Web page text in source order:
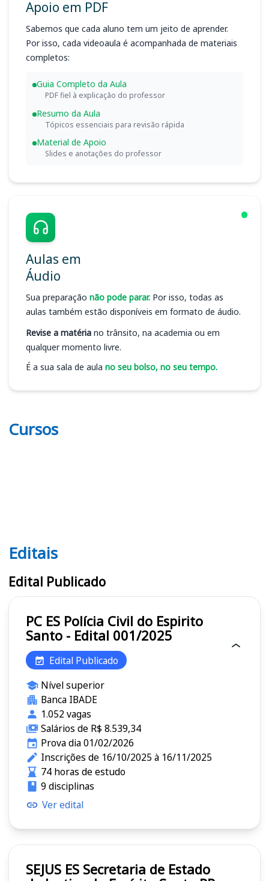
Apoio em PDF
Sabemos que cada aluno tem um jeito de aprender.
Por isso, cada videoaula é acompanhada de materiais
completos:
Guia Completo da Aula
PDF fiel à explicação do professor
Resumo da Aula
Tópicos essenciais para revisão rápida
Material de Apoio
Slides e anotações do professor
Aulas em
Áudio
Sua preparação não pode parar. Por isso, todas as
aulas também estão disponíveis em formato de áudio.
Revise a matéria no trânsito, na academia ou em
qualquer momento livre.
É a sua sala de aula no seu bolso, no seu tempo.
Cursos
Editais PC ES
Editais
Edital Publicado
PC ES Polícia Civil do Espirito
Santo - Edital 001/2025
Edital Publicado
Nível superior
Banca IBADE
1.052 vagas
Salários de R$ 8.539,34
Prova dia 01/02/2026
Inscrições de 16/10/2025 à 16/11/2025
74 horas de estudo
9 disciplinas
Ver edital
SEJUS ES Secretaria de Estado